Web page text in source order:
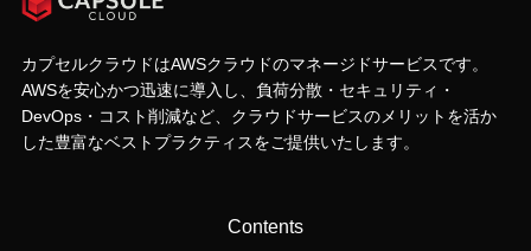
カプセルクラウドはAWSクラウドのマネージドサービスです。
AWSを安心かつ迅速に導入し、負荷分散・セキュリティ・
DevOps・コスト削減など、クラウドサービスのメリットを活か
した豊富なベストプラクティスをご提供いたします。
Contents